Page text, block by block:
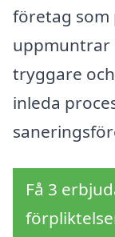
företag som
uppmuntrar
tryggare
inleda
Få 3